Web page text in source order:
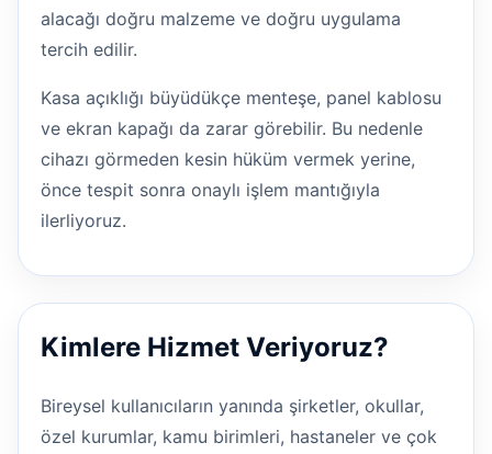
alacağı doğru malzeme ve doğru uygulama
tercih edilir.
Kasa açıklığı büyüdükçe menteşe, panel kablosu
ve ekran kapağı da zarar görebilir. Bu nedenle
cihazı görmeden kesin hüküm vermek yerine,
önce tespit sonra onaylı işlem mantığıyla
ilerliyoruz.
Kimlere Hizmet Veriyoruz?
Bireysel kullanıcıların yanında şirketler, okullar,
özel kurumlar, kamu birimleri, hastaneler ve çok